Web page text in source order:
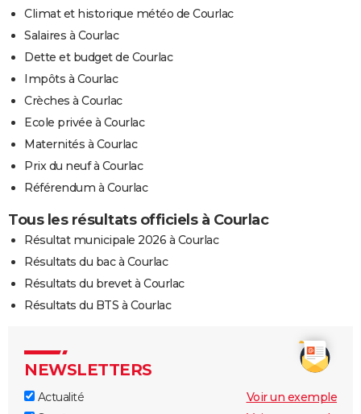
Climat et historique météo de Courlac
Salaires à Courlac
Dette et budget de Courlac
Impôts à Courlac
Crèches à Courlac
Ecole privée à Courlac
Maternités à Courlac
Prix du neuf à Courlac
Référendum à Courlac
Tous les résultats officiels à Courlac
Résultat municipale 2026 à Courlac
Résultats du bac à Courlac
Résultats du brevet à Courlac
Résultats du BTS à Courlac
NEWSLETTERS
Actualité
Voir un exemple